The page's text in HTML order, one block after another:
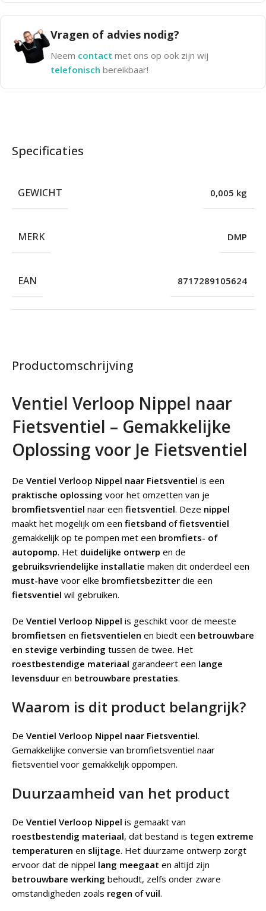
Vragen of advies nodig?
Neem contact met ons op ook zijn wij
telefonisch bereikbaar!
Productomschrijving
Ventiel Verloop Nippel naar
Fietsventiel – Gemakkelijke
Oplossing voor Je Fietsventiel
De Ventiel Verloop Nippel naar Fietsventiel is een
praktische oplossing voor het omzetten van je
bromfietsventiel naar een fietsventiel. Deze nippel
maakt het mogelijk om een fietsband offietsventiel
gemakkelijk op te pompen met een bromfiets- of
autopomp. Het duidelijke ontwerp en de
gebruiksvriendelijke installatie maken dit onderdeel een
must-have voor elke bromfietsbezitter die een
fietsventiel wil gebruiken.
De Ventiel Verloop Nippel is geschikt voor de meeste
bromfietsen en fietsventielen en biedt een betrouwbare
en stevige verbinding tussen de twee. Het
roestbestendige materiaal garandeert een lange
levensduur en betrouwbare prestaties.
Waarom is dit product belangrijk?
De Ventiel Verloop Nippel naar Fietsventiel.
Gemakkelijke conversie van bromfietsventiel naar
fietsventiel voor gemakkelijk oppompen.
Duurzaamheid van het product
De Ventiel Verloop Nippel is gemaakt van
roestbestendig materiaal, dat bestand is tegen extreme
temperaturen en slijtage. Het duurzame ontwerp zorgt
ervoor dat de nippel lang meegaat en altijd zijn
betrouwbare werking behoudt, zelfs onder zware
omstandigheden zoals regen ofvuil.
Specificaties
GEWICHT 0,005 kg
MERK DMP
EAN 8717289105624